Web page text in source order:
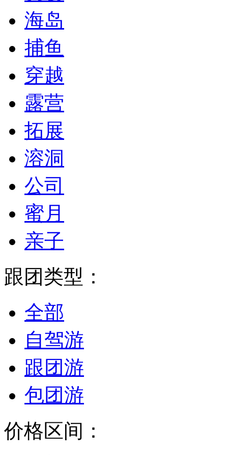
海岛
捕鱼
穿越
露营
拓展
溶洞
公司
蜜月
亲子
跟团类型：
全部
自驾游
跟团游
包团游
价格区间：